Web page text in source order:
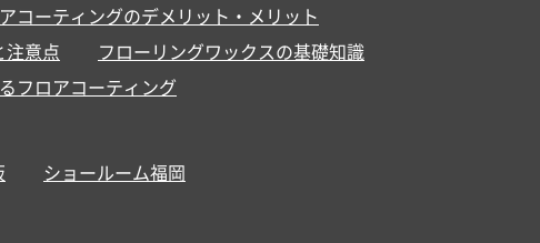
コーティングのデメリット・メリット
注意点
フローリングワックスの基礎知識
フロアコーティング
ショールーム福岡